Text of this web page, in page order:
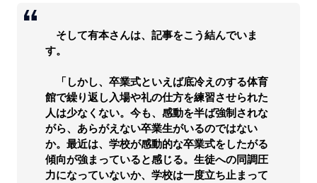
そして有本さんは、記事をこう結んでいま
す。
「しかし、卒業式といえば底冷えのする体育
館で繰り返し入場や礼の仕方を練習させられた
人は少なくない。今も、感動を半ば強制されな
がら、あらがえない卒業生がいるのではない
か。最近は、学校が感動的な卒業式をしたがる
傾向が強まっていると感じる。生徒への同調圧
力になっていないか、学校は一度立ち止まって